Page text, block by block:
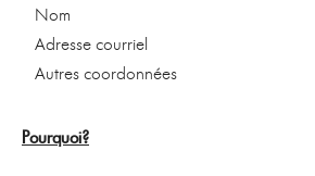
Nom
Adresse courriel
Autres coordonnées
Pourquoi?